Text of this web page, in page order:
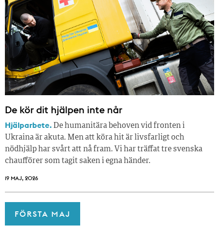
De kör dit hjälpen inte når
Hjälparbete. De humanitära behoven vid fronten i
Ukraina är akuta. Men att köra hit är livsfarligt och
nödhjälp har svårt att nå fram. Vi har träffat tre svenska
chaufförer som tagit saken i egna händer.
19 MAJ, 2026
FÖRSTA MAJ